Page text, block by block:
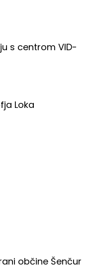
s centrom VID-
Loka
občine Šenčur